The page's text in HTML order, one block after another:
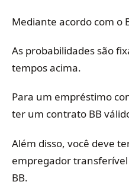
Mediante acordo com o
As probabilidades são
tempos acima.
Para um empréstimo
ter um contrato BB
Além disso, você deve
empregador
BB.